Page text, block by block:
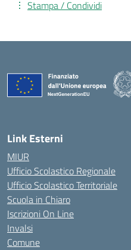
Stampa / Condividi
Link Esterni
MIUR
Ufficio Scolastico Regionale
Ufficio Scolastico Territoriale
Scuola in Chiaro
Iscrizioni On Line
Invalsi
Comune